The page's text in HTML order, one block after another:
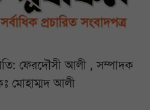
ফেরদৌসী আলী , সম্পাদক
মোহাম্মদ আলী